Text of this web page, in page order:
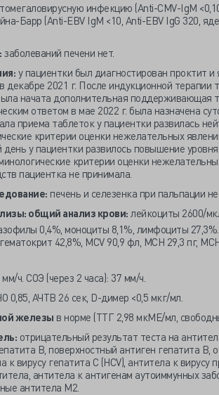
инфекцию (Anti-CMV-IgM
Барр (Anti-EBV IgM <10, Anti-EBV IgG 320,
заболеваний печени нет.
у пациентки был диагностирован проктит
декабре 2021 г. После индукционной терапии
начата дополнительная поддерживающая
ответом в мае 2022 г. была назначена
приема таблеток у пациентки развилась
критерии оценки нежелательных
у пациентки развилось повышение
критерии оценки
пациентка не принимала.
печень и селезенка при пальпации
общий анализ крови: лейкоциты 2600/
0,4%, моноциты 8,1%, лимфоциты
42,8%, MCV 90,9 фл, МСН 29,3 пг,
ч. СОЭ (через 2 часа): 37 мм/ч.
0,85, АЧТВ 26 сек, D-димер <0,5 мкг/мл.
железы в норме (ТТГ 2,98 мкМЕ/мл,
отрицательный результат теста на
В, поверхностный антиген гепатита В,
к вирусу гепатита С (HCV), антитела к вирусу
антитела к антигенам аутоиммунных
антитела М2.